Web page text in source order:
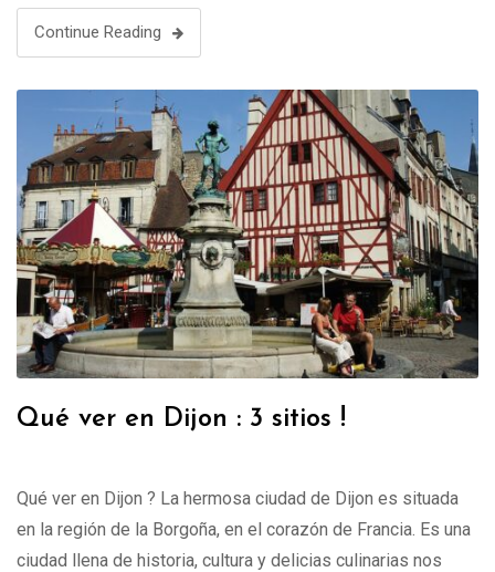
Continue Reading
Qué ver en Dijon : 3 sitios !
Qué ver en Dijon ? La hermosa ciudad de Dijon es situada
en la región de la Borgoña, en el corazón de Francia. Es una
ciudad llena de historia, cultura y delicias culinarias nos